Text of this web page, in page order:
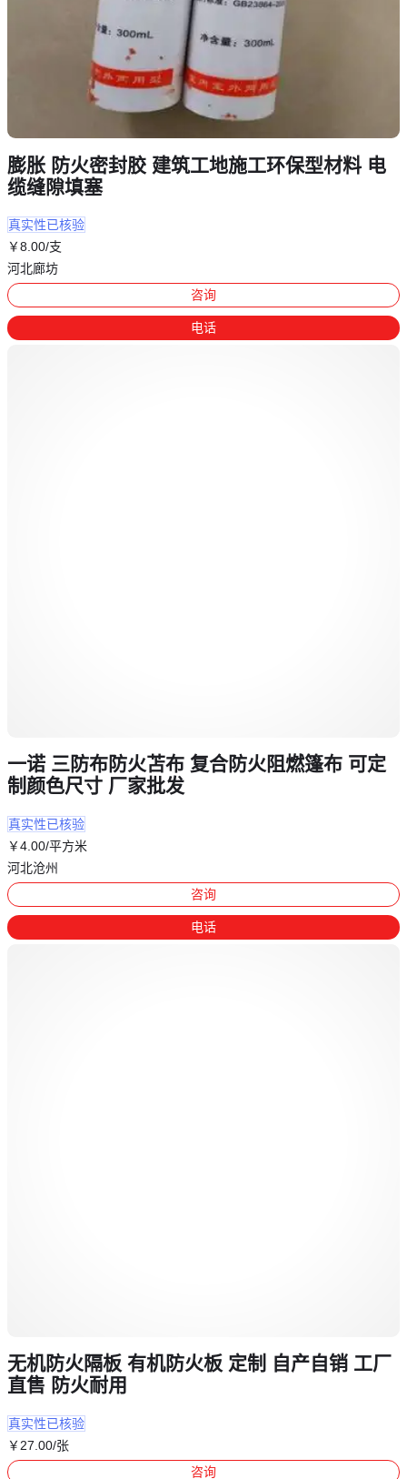
膨胀 防火密封胶 建筑工地施工环保型材料 电
缆缝隙填塞
真实性已核验
￥8 .00/支
河北廊坊
咨询
电话
一诺 三防布防火苫布 复合防火阻燃篷布 可定
制颜色尺寸 厂家批发
真实性已核验
￥4 .00/平方米
河北沧州
咨询
电话
无机防火隔板 有机防火板 定制 自产自销 工厂
直售 防火耐用
真实性已核验
￥ 27 .00/张
咨询